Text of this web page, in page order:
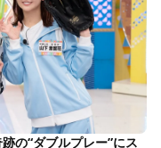
の“ダブルプレー”にス